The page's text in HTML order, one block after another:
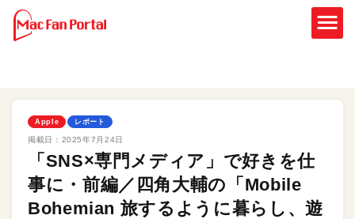
Apple レポート
掲載日： 2025年7月24日
「SNS×専門メディア」で好きを仕
事に・前編／四角大輔の「Mobile
Bohemian 旅するように暮らし、遊